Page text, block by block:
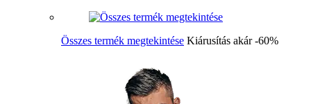
Összes termék megtekintése Kiárusítás akár -60%